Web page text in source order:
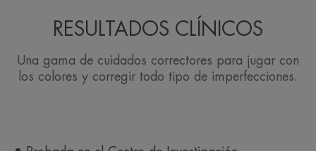
• CORRIGE las imperfecciones. La textura y
del rostro, las ojeras, las imperfecciones
localizadas y las rojeces. El pincel es fácil de llevar
RESULTADOS CLÍNICOS
Una gama de cuidados correctores para jugar con
los colores y corregir todo tipo de imperfecciones.